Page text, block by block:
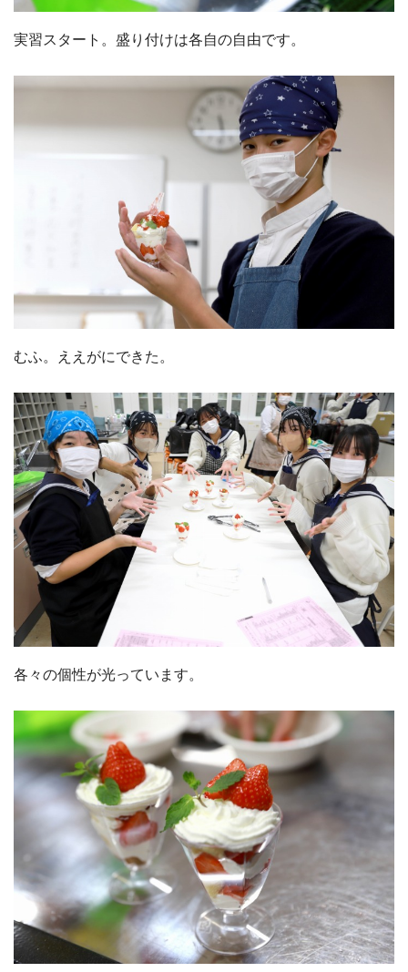
実習スタート。盛り付けは各自の自由です。
むふ。ええがにできた。
各々の個性が光っています。